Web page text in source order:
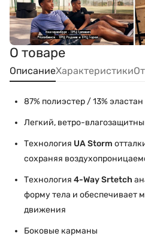
О товаре
ОписаниеХарактеристики
87% полиэстер / 13% эластан
Легкий, ветро-
Технология UA Storm
сохраняя
Технология 4-Way Srtetch
форму тела и обеспечивает
движения
Боковые карманы